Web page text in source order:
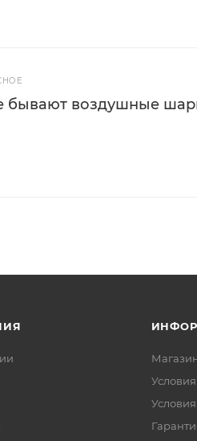
бывают воздушные